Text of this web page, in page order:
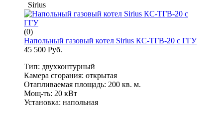
Sirius
(0)
Напольный газовый котел Sirius КС-ТГВ-20 с ГГУ
45 500 Руб.
Тип: двухконтурный
Камера сгорания: открытая
Отапливаемая площадь: 200 кв. м.
Мощ-ть: 20 кВт
Установка: напольная